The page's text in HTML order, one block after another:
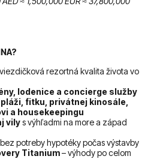
rezortná kvalita života vo
lodenice a concierge služby
fitku, privátnej kinosále,
a housekeepingu
vilys výhľadmi na more a západ
potreby hypotéky počas výstavby
Titanium– výhody po celom